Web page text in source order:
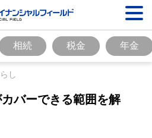
相続 税金 年金
し
バーできる範囲を解